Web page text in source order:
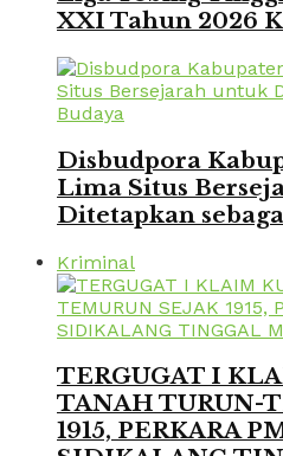
XXI Tahun 2026
Disbudpora
Lima Situs
Ditetapkan
Kriminal
TERGUGAT I
TANAH TURUN-
1915, PERKARA